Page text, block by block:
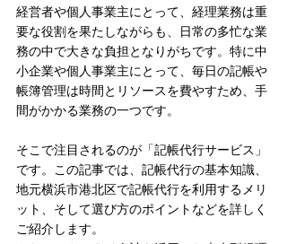
経営者や個人事業主にとって、経理業務は重
要な役割を果たしながらも、日常の多忙な業
務の中で大きな負担となりがちです。特に中
小企業や個人事業主にとって、毎日の記帳や
帳簿管理は時間とリソースを費やすため、手
間がかかる業務の一つです。
そこで注目されるのが「記帳代行サービス」
です。この記事では、記帳代行の基本知識、
地元横浜市港北区で記帳代行を利用するメリ
ット、そして選び方のポイントなどを詳しく
ご紹介します。